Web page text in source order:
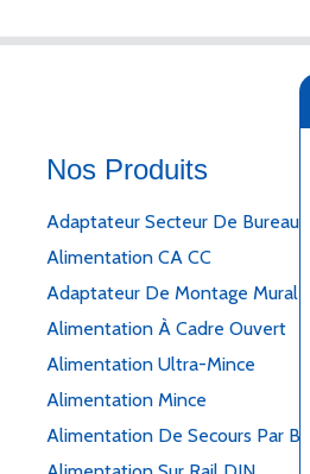
Nos Produits
Adaptateur Secteur De Bureau
Alimentation CA CC
Adaptateur De Montage Mural
Alimentation À Cadre Ouvert
Alimentation Ultra-Mince
Alimentation Mince
Alimentation De Secours Par